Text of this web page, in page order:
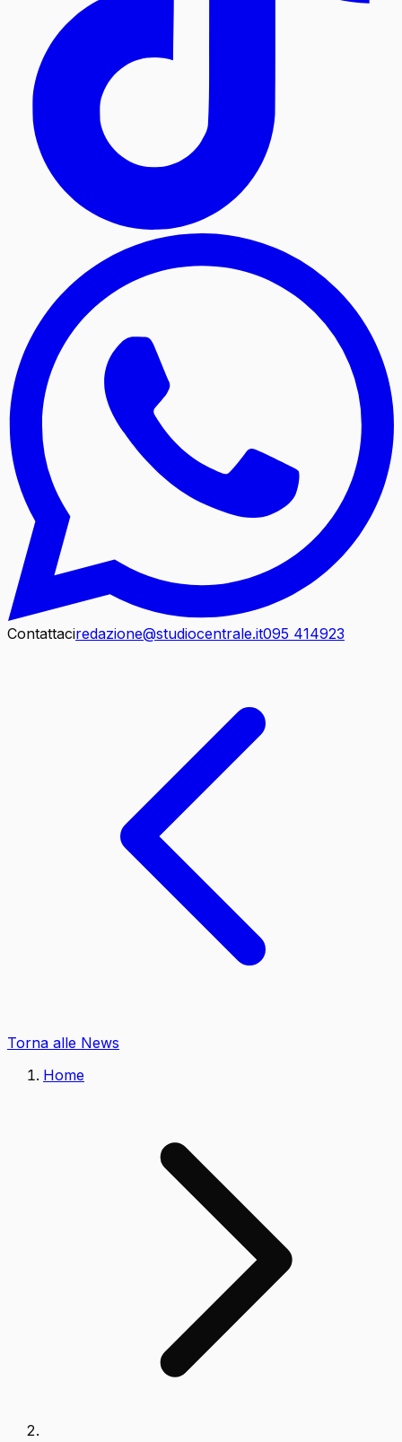
Contattaciredazione@studiocentrale.it095 414923
Torna alle News
Home